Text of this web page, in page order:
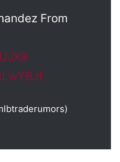
From